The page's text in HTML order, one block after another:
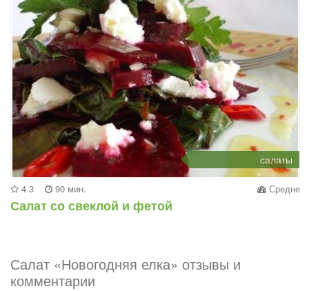
салаты
4.3 90 мин. Средне
Салат со свеклой и фетой
Салат «Новогодняя елка» отзывы и
комментарии